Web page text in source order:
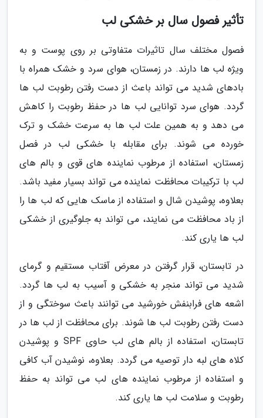
تأثیر فصول سال بر خشکی لب
فصول مختلف سال تاثیرات متفاوتی بر روی پوست و به
ویژه لب ها دارند. در زمستان، هوای سرد و خشک همراه با
بادهای شدید می تواند باعث از دست رفتن رطوبت لب ها
گردد. هوای سرد توانایی لب ها در حفظ رطوبت را کاهش
می دهد و به همین علت لب ها به سرعت خشک و ترک
خورده می شوند. برای مقابله با خشکی لب در فصل
زمستان، استفاده از مرطوب نماینده های قوی و بالم های
لب با ترکیبات محافظت نماینده می تواند بسیار مفید باشد.
بعلاوه، پوشیدن شال و استفاده از ماسک هایی که لب ها را
از باد محافظت می نمایند، می تواند به جلوگیری از خشکی
لب ها یاری کند.
در تابستان، قرار گرفتن در معرض آفتاب مستقیم و گرمای
شدید می تواند منجر به خشکی و آسیب به لب ها گردد.
اشعه های فرابنفش خورشید می توانند باعث سوختگی و از
دست رفتن رطوبت لب ها شوند. برای محافظت از لب ها در
تابستان، استفاده از بالم های لب حاوی SPF و پوشیدن
کلاه های لبه دار توصیه می گردد. بعلاوه، نوشیدن آب کافی
و استفاده از مرطوب نماینده های لب می تواند به حفظ
رطوبت و سلامت لب ها یاری کند.